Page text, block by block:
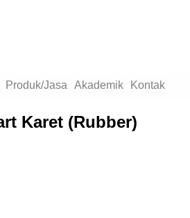
Produk/Jasa Akademik Kontak
Karet (Rubber)